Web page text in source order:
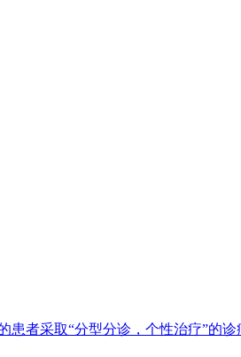
者采取“分型分诊，个性治疗”的